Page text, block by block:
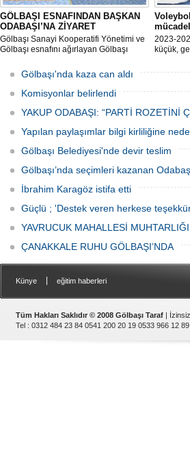
GÖLBAŞI ESNAFINDAN BAŞKAN
ODABAŞI’NA ZİYARET
Gölbaşı Sanayi Kooperatifi Yönetimi ve
Gölbaşı esnafını ağırlayan Gölbaşı
istişare ile yöneteceklerini belirterek
“Yeni projeleri hayata geçireceğiz.
Gölbaşı’mızın daha yaşanabilir, daha
düzgün, daha temiz olması için
2023-
küçük,
Gölbaşı'nda kaza can aldı
Komisyonlar belirlendi
YAKUP ODABAŞI: “PARTİ ROZETİNİ
Yapılan paylaşımlar bilgi kirliliğine
Gölbaşı Belediyesi'nde devir teslim
Gölbaşı’nda seçimleri kazanan
İbrahim Karagöz istifa etti
Güçlü ; 'Destek veren herkese
YAVRUCUK MAHALLESİ
ÇANAKKALE RUHU GÖLBAŞI’NDA
Künye eğitim haberleri
Tüm Hakları Saklıdır © 2008 Gölbaşı Taraf |
Tel : 0312 484 23 84 0541 200 20 19 0533 966 12